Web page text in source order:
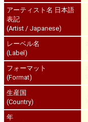
アーティスト名 日本語
表記
(Artist / Japanese)
レーベル名
(Label)
フォーマット
(Format)
生産国
(Country)
年